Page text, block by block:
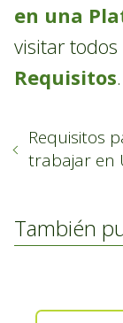
en una
visitar
Requisitos.
Requisitos
trabajar en
También